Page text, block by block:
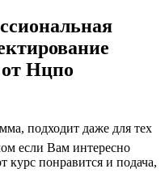
Нцпо
подходит даже для тех
если Вам интересно
курс понравится и подача,